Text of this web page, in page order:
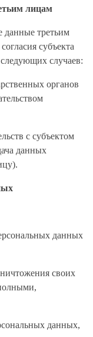
лицам
данные третьим
субъекта
случаев:
органов
с субъектом
данных
данных
своих
данных,